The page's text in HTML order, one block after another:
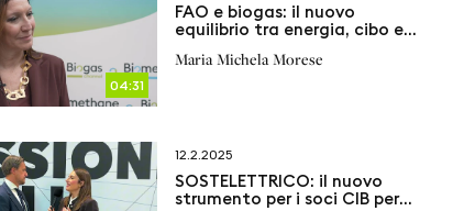
04:31
FAO e biogas: il nuovo
equilibrio tra energia, cibo e
Maria Michela Morese
12.2.2025
SOSTELETTRICO: il nuovo
strumento per i soci CIB per